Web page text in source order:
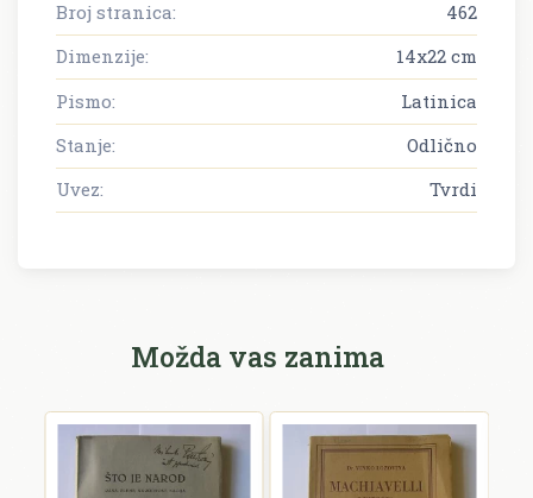
Broj stranica:
462
Dimenzije:
14x22 cm
Pismo:
Latinica
Stanje:
Odlično
Uvez:
Tvrdi
Možda vas zanima